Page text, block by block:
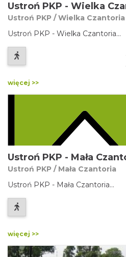
Ustroń PKP - Wielka
Ustroń PKP / Wielka Czantoria
Ustroń PKP - Wielka Czantoria...
więcej >>
Ustroń PKP - Mała
Ustroń PKP / Mała Czantoria
Ustroń PKP - Mała Czantoria...
więcej >>